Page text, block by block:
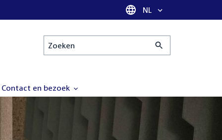
Taal selectie
NL
Zoeken
Contact en bezoek